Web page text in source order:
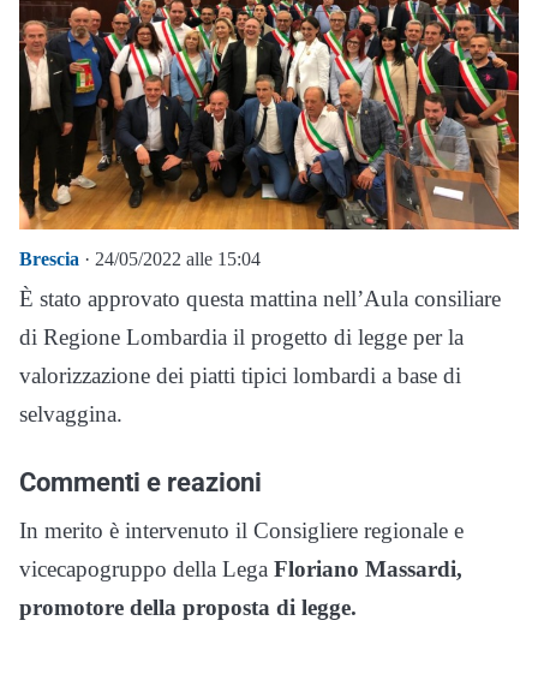
Brescia · 24/05/2022 alle 15:04
È stato approvato questa mattina nell’Aula consiliare
di Regione Lombardia il progetto di legge per la
valorizzazione dei piatti tipici lombardi a base di
selvaggina.
Commenti e reazioni
In merito è intervenuto il Consigliere regionale e
vicecapogruppo della Lega Floriano Massardi,
promotore della proposta di legge.